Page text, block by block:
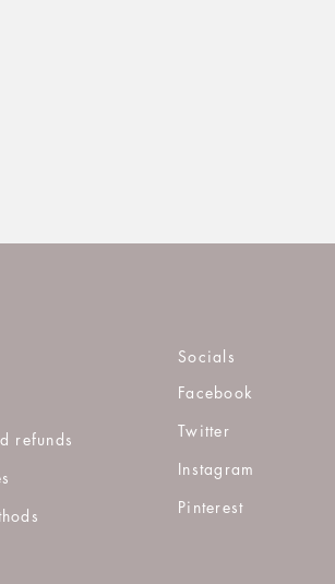
refunds
Socials
Facebook
Twitter
Instagram
Pinterest